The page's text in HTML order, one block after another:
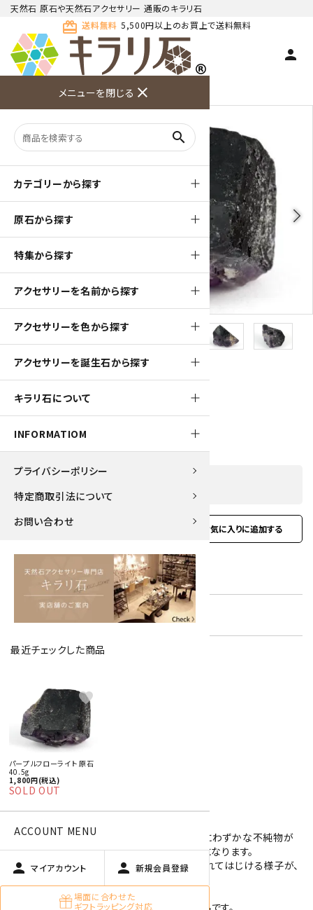
天然石 原石や天然石アクセサリー 通販のキラリ石
card_giftcard 送料無料 5,500円以上のお買上で送料無料
person
わせ ド
メニューを閉じる close
search
カテゴリーから探す
原石から探す
特集から探す
アクセサリーを名前から探す
アクセサリーを色から探す
アクセサリーを誕生石から探す
キラリ石について
INFORMATIOM
プライバシーポリシー
特定商取引法について
お問い合わせ
最近チェックした商品
パープルフローライト 原石
40.5g
1,800円(税込)
SOLD OUT
favorite
ACCOUNT MENU
person マイアカウント person 新規会員登録
場面に合わせた
ギフトラッピング対応
天然石 原石 フローライト(蛍石) 原石
arrow_back_ios arrow_forward_ios
180pt
パープルフローライト 原石 40.5g
1,800円(税込)
お問い合わせ favorite
型番: cfl-13
在庫 0 売切れ中
この商品を友達に教える
買い物を続ける
フローライトは本来、無色の結晶ですが内部にわずかな不純物が
混ざりこむことで、緑色、黄色、紫色などの色になります。
日本名は蛍石で、これは結晶を加熱すると割れてはじける様子が、